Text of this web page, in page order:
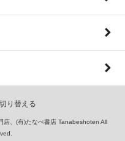
り替える
、(有)たなべ書店 Tanabeshoten All